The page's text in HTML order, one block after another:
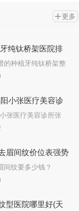
更多
纯钛桥架医院排
顺市种植牙纯钛桥
的种植牙纯钛桥架整
小张医疗美容诊
度高口碑好的专家
张医疗美容诊所张
眉间纹价位表强势
4479元
间纹要多少钱？
型医院哪里好(天